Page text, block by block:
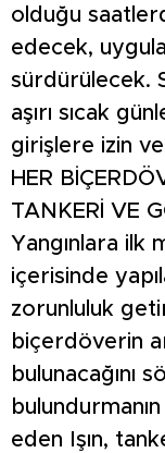
olduğu
edecek,
sürdürülecek.
aşırı sıcak
girişlere izin
HER
TANKERİ VE
Yangınlara ilk
içerisinde
zorunluluk
biçerdöverin
bulunacağını
eden Işın,